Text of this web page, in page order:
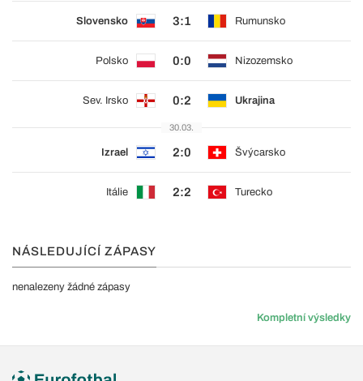
Slovensko 3:1 Rumunsko
Polsko 0:0 Nizozemsko
Sev. Irsko 0:2 Ukrajina
30.03.
Izrael 2:0 Švýcarsko
Itálie 2:2 Turecko
NÁSLEDUJÍCÍ ZÁPASY
nenalezeny žádné zápasy
Kompletní výsledky